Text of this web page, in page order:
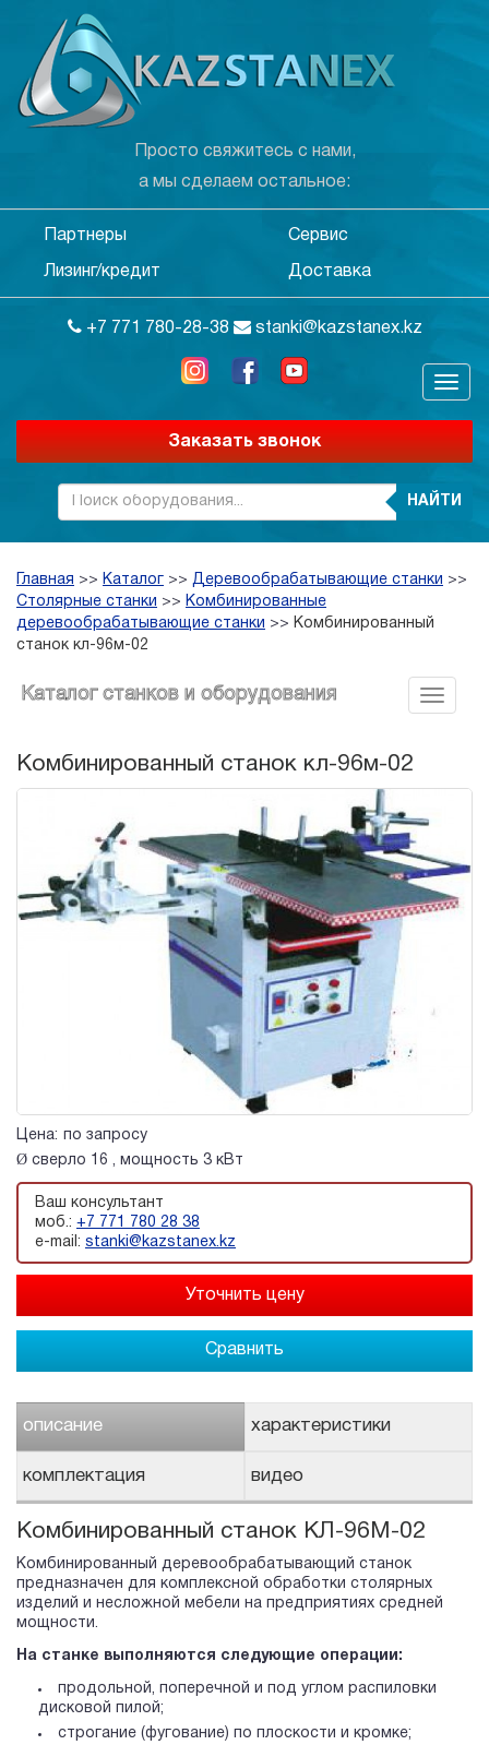
Просто свяжитесь с нами,
а мы сделаем остальное:
Партнеры Сервис
Лизинг/кредит Доставка
+7 771 780-28-38 stanki@kazstanex.kz
Заказать звонок
НАЙТИ
Главная >> Каталог >> Деревообрабатывающие станки >>
Столярные станки >> Комбинированные
деревообрабатывающие станки >> Комбинированный
станок кл-96м-02
Каталог станков и оборудования
Комбинированный станок кл-96м-02
Цена:
по запросу
Ø сверло 16 , мощность 3 кВт
Ваш консультант
моб.: +7 771 780 28 38
e-mail: stanki@kazstanex.kz
Сравнить
описание характеристики
комплектация видео
Комбинированный станок КЛ-96М-02
Комбинированный деревообрабатывающий станок
предназначен для комплексной обработки столярных
изделий и несложной мебели на предприятиях средней
мощности.
На станке выполняются следующие операции:
продольной, поперечной и под углом распиловки
дисковой пилой;
строгание (фугование) по плоскости и кромке;